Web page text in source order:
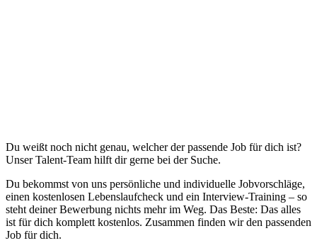
Du weißt noch nicht genau, welcher der passende Job für dich ist?
Unser Talent-Team hilft dir gerne bei der Suche.
Du bekommst von uns persönliche und individuelle Jobvorschläge,
einen kostenlosen Lebenslaufcheck und ein Interview-Training – so
steht deiner Bewerbung nichts mehr im Weg. Das Beste: Das alles
ist für dich komplett kostenlos. Zusammen finden wir den passenden
Job für dich.